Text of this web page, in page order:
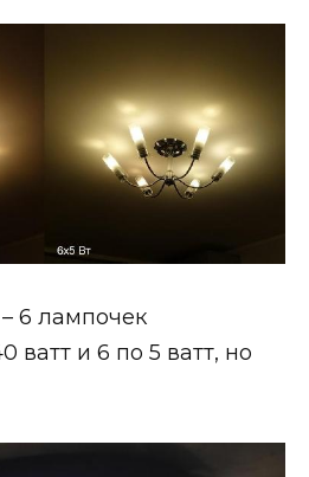
6 лампочек
ватт и 6 по 5 ватт, но